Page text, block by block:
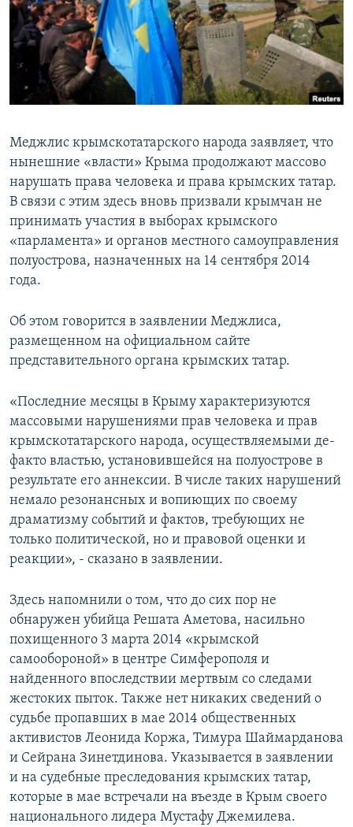
ПОБЕДИТЕЛЕЙ НЕ СУДЯТ?
КРЫМ.НЕПОКОРЕННЫЙ
ELIFBE
УКРАИНСКАЯ ПРОБЛЕМА КРЫМА
ПРИСОЕДИНЯЙТЕСЬ!
Меджлис крымскотатарского народа заявляет, что
нынешние «власти» Крыма продолжают массово
нарушать права человека и права крымских татар.
В связи с этим здесь вновь призвали крымчан не
принимать участия в выборах крымского
«парламента» и органов местного самоуправления
полуострова, назначенных на 14 сентября 2014
года.
Об этом говорится в заявлении Меджлиса,
размещенном на официальном сайте
представительного органа крымских татар.
«Последние месяцы в Крыму характеризуются
массовыми нарушениями прав человека и прав
крымскотатарского народа, осуществляемыми де-
факто властью, установившейся на полуострове в
результате его аннексии. В числе таких нарушений
немало резонансных и вопиющих по своему
драматизму событий и фактов, требующих не
только политической, но и правовой оценки и
реакции», ‑ сказано в заявлении.
Здесь напомнили о том, что до сих пор не
обнаружен убийца Решата Аметова, насильно
похищенного 3 марта 2014 «крымской
самообороной» в центре Симферополя и
найденного впоследствии мертвым со следами
жестоких пыток. Также нет никаких сведений о
судьбе пропавших в мае 2014 общественных
активистов Леонида Коржа, Тимура Шаймарданова
и Сейрана Зинетдинова. Указывается в заявлении
и на судебные преследования крымских татар,
которые в мае встречали на въезде в Крым своего
национального лидера Мустафу Джемилева.